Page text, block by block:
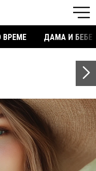
ВРЕМЕ ДАМА И БЕБЕ